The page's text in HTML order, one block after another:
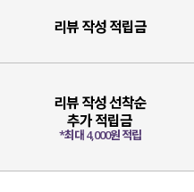
리뷰 작성 적립금
리뷰 작성 선착순
추가 적립금
*최대 4,000원 적립